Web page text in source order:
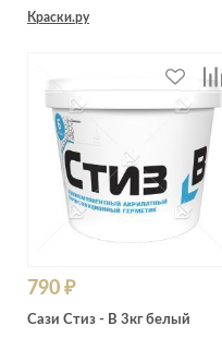
Краски.ру
790 ₽
Сази Стиз - В 3кг белый